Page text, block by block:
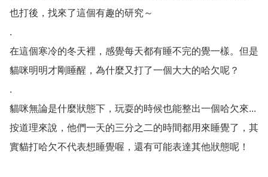
也打後，找來了這個有趣的研究～
.
在這個寒冷的冬天裡，感覺每天都有睡不完的覺一樣。但是
貓咪明明才剛睡醒，為什麼又打了一個大大的哈欠呢？
.
貓咪無論是什麼狀態下，玩耍的時候也能整出一個哈欠來...
按道理來說，他們一天的三分之二的時間都用來睡覺了，其